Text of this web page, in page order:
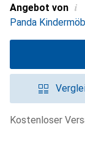
Angebot von i
Panda
kostenloser